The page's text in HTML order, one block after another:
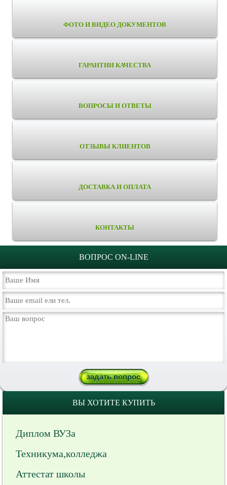
ФОТО И ВИДЕО ДОКУМЕНТОВ
ГАРАНТИИ КАЧЕСТВА
ВОПРОСЫ И ОТВЕТЫ
ОТЗЫВЫ КЛИЕНТОВ
ДОСТАВКА И ОПЛАТА
КОНТАКТЫ
ВОПРОС ON-LINE
ВЫ ХОТИТЕ КУПИТЬ
Диплом ВУЗа
Техникума,колледжа
Аттестат школы